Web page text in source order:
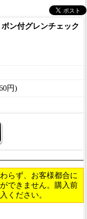
ン付グレンチェック
円)
らず、お客様都合に
できません。購入前
ください。